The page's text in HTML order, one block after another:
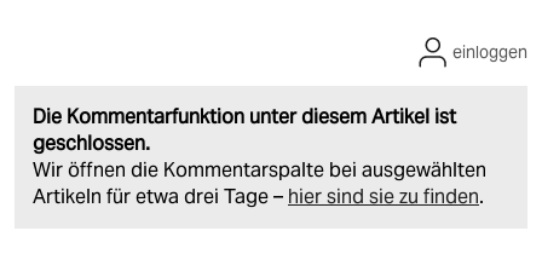
Die Kommentarfunktion unter diesem Artikel ist
geschlossen.
Wir öffnen die Kommentarspalte bei ausgewählten
Artikeln für etwa drei Tage – hier sind sie zu finden.
einloggen